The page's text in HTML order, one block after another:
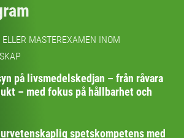
MASTEREXAMEN INOM
på livsmedelskedjan – från råvara
– med fokus på hållbarhet och
spetskompetens med